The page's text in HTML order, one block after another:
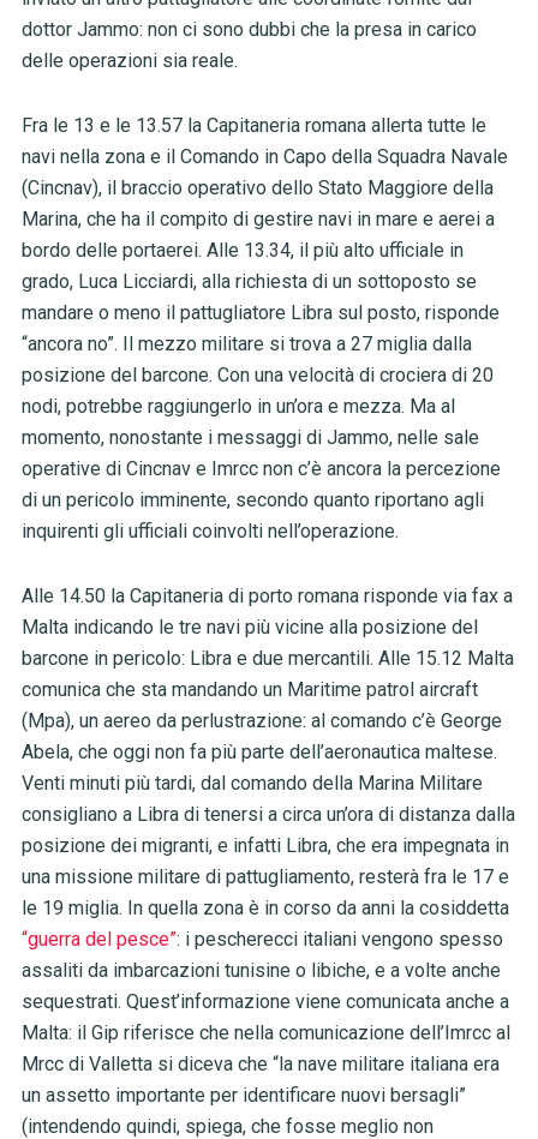
dottor Jammo: non ci sono dubbi che la presa in carico
delle operazioni sia reale.
Fra le 13 e le 13.57 la Capitaneria romana allerta tutte le
navi nella zona e il Comando in Capo della Squadra Navale
(Cincnav), il braccio operativo dello Stato Maggiore della
Marina, che ha il compito di gestire navi in mare e aerei a
bordo delle portaerei. Alle 13.34, il più alto ufficiale in
grado, Luca Licciardi, alla richiesta di un sottoposto se
mandare o meno il pattugliatore Libra sul posto, risponde
“ancora no”. Il mezzo militare si trova a 27 miglia dalla
posizione del barcone. Con una velocità di crociera di 20
nodi, potrebbe raggiungerlo in un’ora e mezza. Ma al
momento, nonostante i messaggi di Jammo, nelle sale
operative di Cincnav e Imrcc non c’è ancora la percezione
di un pericolo imminente, secondo quanto riportano agli
inquirenti gli ufficiali coinvolti nell’operazione.
Alle 14.50 la Capitaneria di porto romana risponde via fax a
Malta indicando le tre navi più vicine alla posizione del
barcone in pericolo: Libra e due mercantili. Alle 15.12 Malta
comunica che sta mandando un Maritime patrol aircraft
(Mpa), un aereo da perlustrazione: al comando c’è George
Abela, che oggi non fa più parte dell’aeronautica maltese.
Venti minuti più tardi, dal comando della Marina Militare
consigliano a Libra di tenersi a circa un’ora di distanza dalla
posizione dei migranti, e infatti Libra, che era impegnata in
una missione militare di pattugliamento, resterà fra le 17 e
le 19 miglia. In quella zona è in corso da anni la cosiddetta
“guerra del pesce”: i pescherecci italiani vengono spesso
assaliti da imbarcazioni tunisine o libiche, e a volte anche
sequestrati. Quest’informazione viene comunicata anche a
Malta: il Gip riferisce che nella comunicazione dell’Imrcc al
Mrcc di Valletta si diceva che “la nave militare italiana era
un assetto importante per identificare nuovi bersagli”
(intendendo quindi, spiega, che fosse meglio non